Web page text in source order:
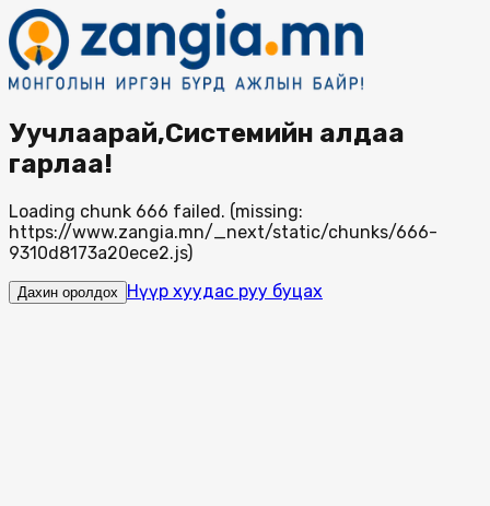
Уучлаарай,Системийн алдаа
гарлаа!
Loading chunk 666 failed. (missing:
https://www.zangia.mn/_next/static/chunks/666-
9310d8173a20ece2.js)
Дахин оролдох Нүүр хуудас руу буцах